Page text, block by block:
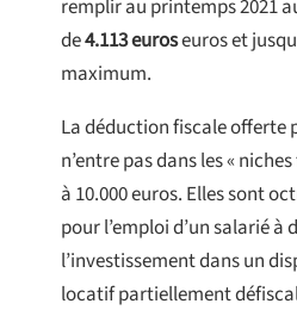
remplir au printemps 2021
de4.113 euroseuros et
maximum.
La déduction fiscale offerte
n’entre pas dans les «
à 10.000 euros. Elles sont
pour l’emploi d’un salarié à
l’investissement dans un
locatif partiellement